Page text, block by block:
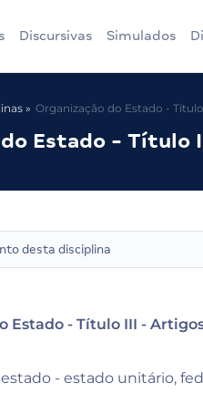
Discursivas Simulados
Organização do Estado -
Estado - Título
Estado - Título III - Artigos
- estado unitário,